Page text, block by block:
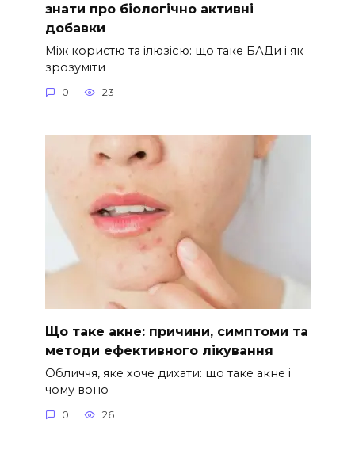
знати про біологічно активні
добавки
Між користю та ілюзією: що таке БАДи і як
зрозуміти
0 23
Що таке акне: причини, симптоми та
методи ефективного лікування
Обличчя, яке хоче дихати: що таке акне і
чому воно
0 26